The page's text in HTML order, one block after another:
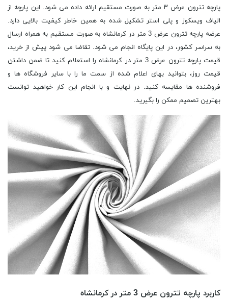
پارچه تترون عرض ۳ متر به صورت مستقیم ارائه داده می شود. این پارچه از
الیاف ویسکوز و پلی استر تشکیل شده به همین خاطر کیفیت بالایی دارد.
عرضه پارچه تترون عرض 3 متر در کرمانشاه به صورت مستقیم به همراه ارسال
به سراسر کشور، در این پایگاه انجام می شود. تقاضا می شود پیش از خرید،
قیمت پارچه تترون عرض 3 متر در کرمانشاه را استعلام کنید تا ضمن داشتن
قیمت روز، بتوانید بهای اعلام شده از سمت ما را با سایر فروشگاه ها و
فروشنده ها مقایسه کنید. در نهایت و با انجام این کار خواهید توانست
بهترین تصمیم ممکن را بگیرید.
کاربرد پارچه تترون عرض 3 متر در کرمانشاه